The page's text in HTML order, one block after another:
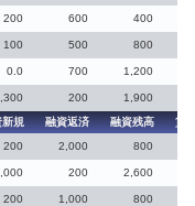
200 600 400
100 500 800
0.0 700 1,200
200
1,900
規 融資返済 融資残高
貸
200 2,000 800
200 2,600
200 1,000 800